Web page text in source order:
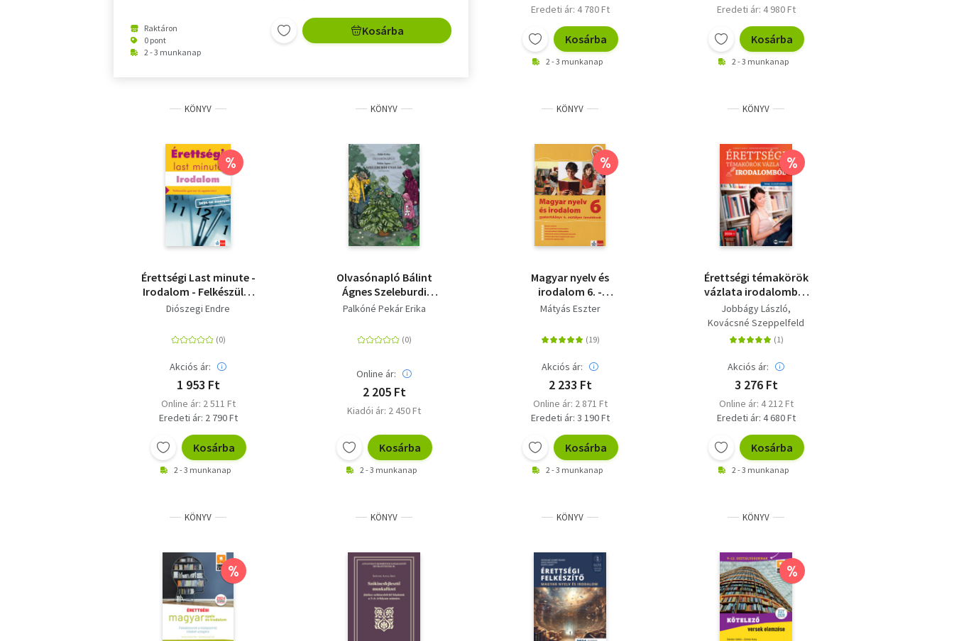
Raktáron
0 pont
2 - 3 munkanap
Kosárba
Eredeti ár: 4 780 Ft
Kosárba
2 - 3 munkanap
Eredeti ár: 4 980 Ft
Kosárba
2 - 3 munkanap
KÖNYV
%
Érettségi Last minute -
Irodalom - Felkészülés
gyorsan és
Diószegi Endre
Akciós ár:
1 953 Ft
Online ár: 2 511 Ft
Eredeti ár: 2 790 Ft
Kosárba
2 - 3 munkanap
KÖNYV
Olvasónapló Bálint
Ágnes Szeleburdi
család című
Palkóné Pekár Erika
Online ár:
2 205 Ft
Kiadói ár: 2 450 Ft
Kosárba
2 - 3 munkanap
KÖNYV
%
Magyar nyelv és
irodalom 6. -
gyakorlókönyv 6.
Mátyás Eszter
Akciós ár:
2 233 Ft
Online ár: 2 871 Ft
Eredeti ár: 3 190 Ft
Kosárba
2 - 3 munkanap
KÖNYV
%
Érettségi témakörök
vázlata irodalomból
(közép- és emelt
szinten) - 2024-től
alkalmazott érettségi
Jobbágy László
Kovácsné Szeppelfeld
Erzsébet
Akciós ár:
3 276 Ft
Online ár: 4 212 Ft
Eredeti ár: 4 680 Ft
Kosárba
2 - 3 munkanap
KÖNYV
%
KÖNYV KÖNYV KÖNYV
%